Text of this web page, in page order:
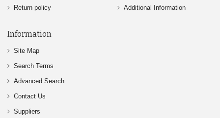
Return policy Additional Information
Information
Site Map
Search Terms
Advanced Search
Contact Us
Suppliers